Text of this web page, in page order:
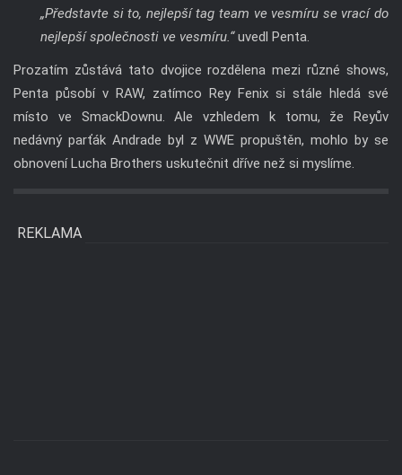
„Představte si to, nejlepší tag team ve vesmíru se vrací do
nejlepší společnosti ve vesmíru.“uvedl Penta.
Prozatím zůstává tato dvojice rozdělena mezi různé shows,
Penta působí v RAW, zatímco Rey Fenix si stále hledá své
místo ve SmackDownu. Ale vzhledem k tomu, že Reyův
nedávný parťák Andrade byl z WWE propuštěn, mohlo by se
obnovení Lucha Brothers uskutečnit dříve než si myslíme.
REKLAMA